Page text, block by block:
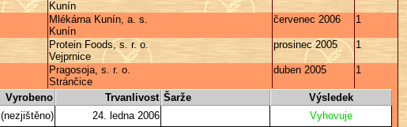
Kunín
Mlékárna Kunín, a. s.
Kunín
červenec 2006 1
Protein Foods, s. r. o.
Vejprnice
prosinec 2005 1
Pragosoja, s. r. o.
Stránčice
duben 2005 1
Vyrobeno Trvanlivost Šarže
Výsledek
(nezjištěno) 24. ledna 2006
Vyhovuje